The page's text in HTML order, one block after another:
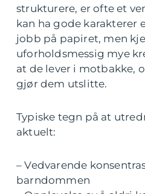
strukturere, er ofte et
kan ha gode karakterer
jobb på papiret, men
uforholdsmessig mye
at de lever i motbakke,
gjør dem utslitte.
Typiske tegn på at
aktuelt:
– Vedvarende
barndommen